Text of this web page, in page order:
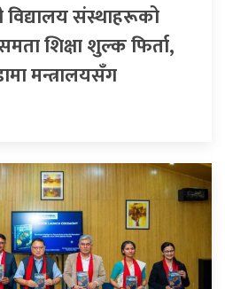
विद्यालय संस्थाहरूको
शिक्षा शुल्क फिर्ता,
मन्त्रालयसँग